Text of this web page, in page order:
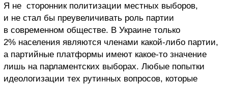
Я не сторонник политизации местных выборов,
и не стал бы преувеличивать роль партии
в современном обществе. В Украине только
2% населения являются членами какой-либо партии,
а партийные платформы имеют какое-то значение
лишь на парламентских выборах. Любые попытки
идеологизации тех рутинных вопросов, которые